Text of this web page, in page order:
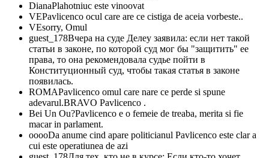
DianaPlahotniuc este vinoovat
VEPavlicenco ocul care are ce cistiga de aceia vorbeste..
VEsorry, Omul
guest_178Вчера на суде Делеу заявила: если нет такой
статьи в законе, по которой суд мог бы "защитить" ее
права, то она рекомендовала судье пойти в
Конституционный суд, чтобы такая статья в законе
появилась.
ROMAPavlicenco omul care nare ce perde si spune
adevarul.BRAVO Pavlicenco .
Bei Un Ou?Pavlicenco e o femeie de treaba, merita si fie
macar in parlament.
ooooDa anume cind apare politicianul Pavlicenco este clar a
cui este operatiunea de azi